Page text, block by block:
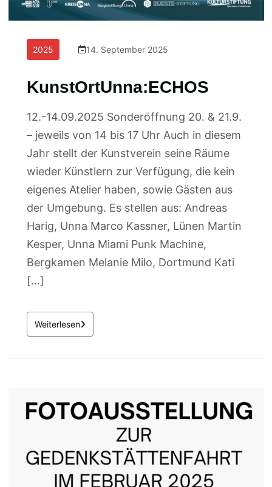
2025 14. September 2025
KunstOrtUnna:ECHOS
12.-14.09.2025 Sonderöffnung 20. & 21.9.
– jeweils von 14 bis 17 Uhr Auch in diesem
Jahr stellt der Kunstverein seine Räume
wieder Künstlern zur Verfügung, die kein
eigenes Atelier haben, sowie Gästen aus
der Umgebung. Es stellen aus: Andreas
Harig, Unna Marco Kassner, Lünen Martin
Kesper, Unna Miami Punk Machine,
Bergkamen Melanie Milo, Dortmund Kati
[…]
Weiterlesen